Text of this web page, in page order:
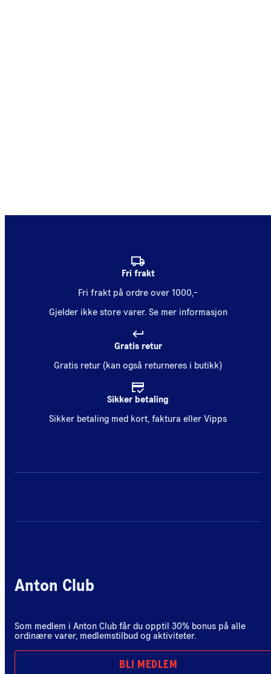
Fri frakt
Fri frakt på ordre over 1000,-
Gjelder ikke store varer. Se mer informasjon
Gratis retur
Gratis retur (kan også returneres i butikk)
Sikker betaling
Sikker betaling med kort, faktura eller Vipps
Anton Club
Som medlem i Anton Club får du opptil 30% bonus på alle
ordinære varer, medlemstilbud og aktiviteter.
BLI MEDLEM